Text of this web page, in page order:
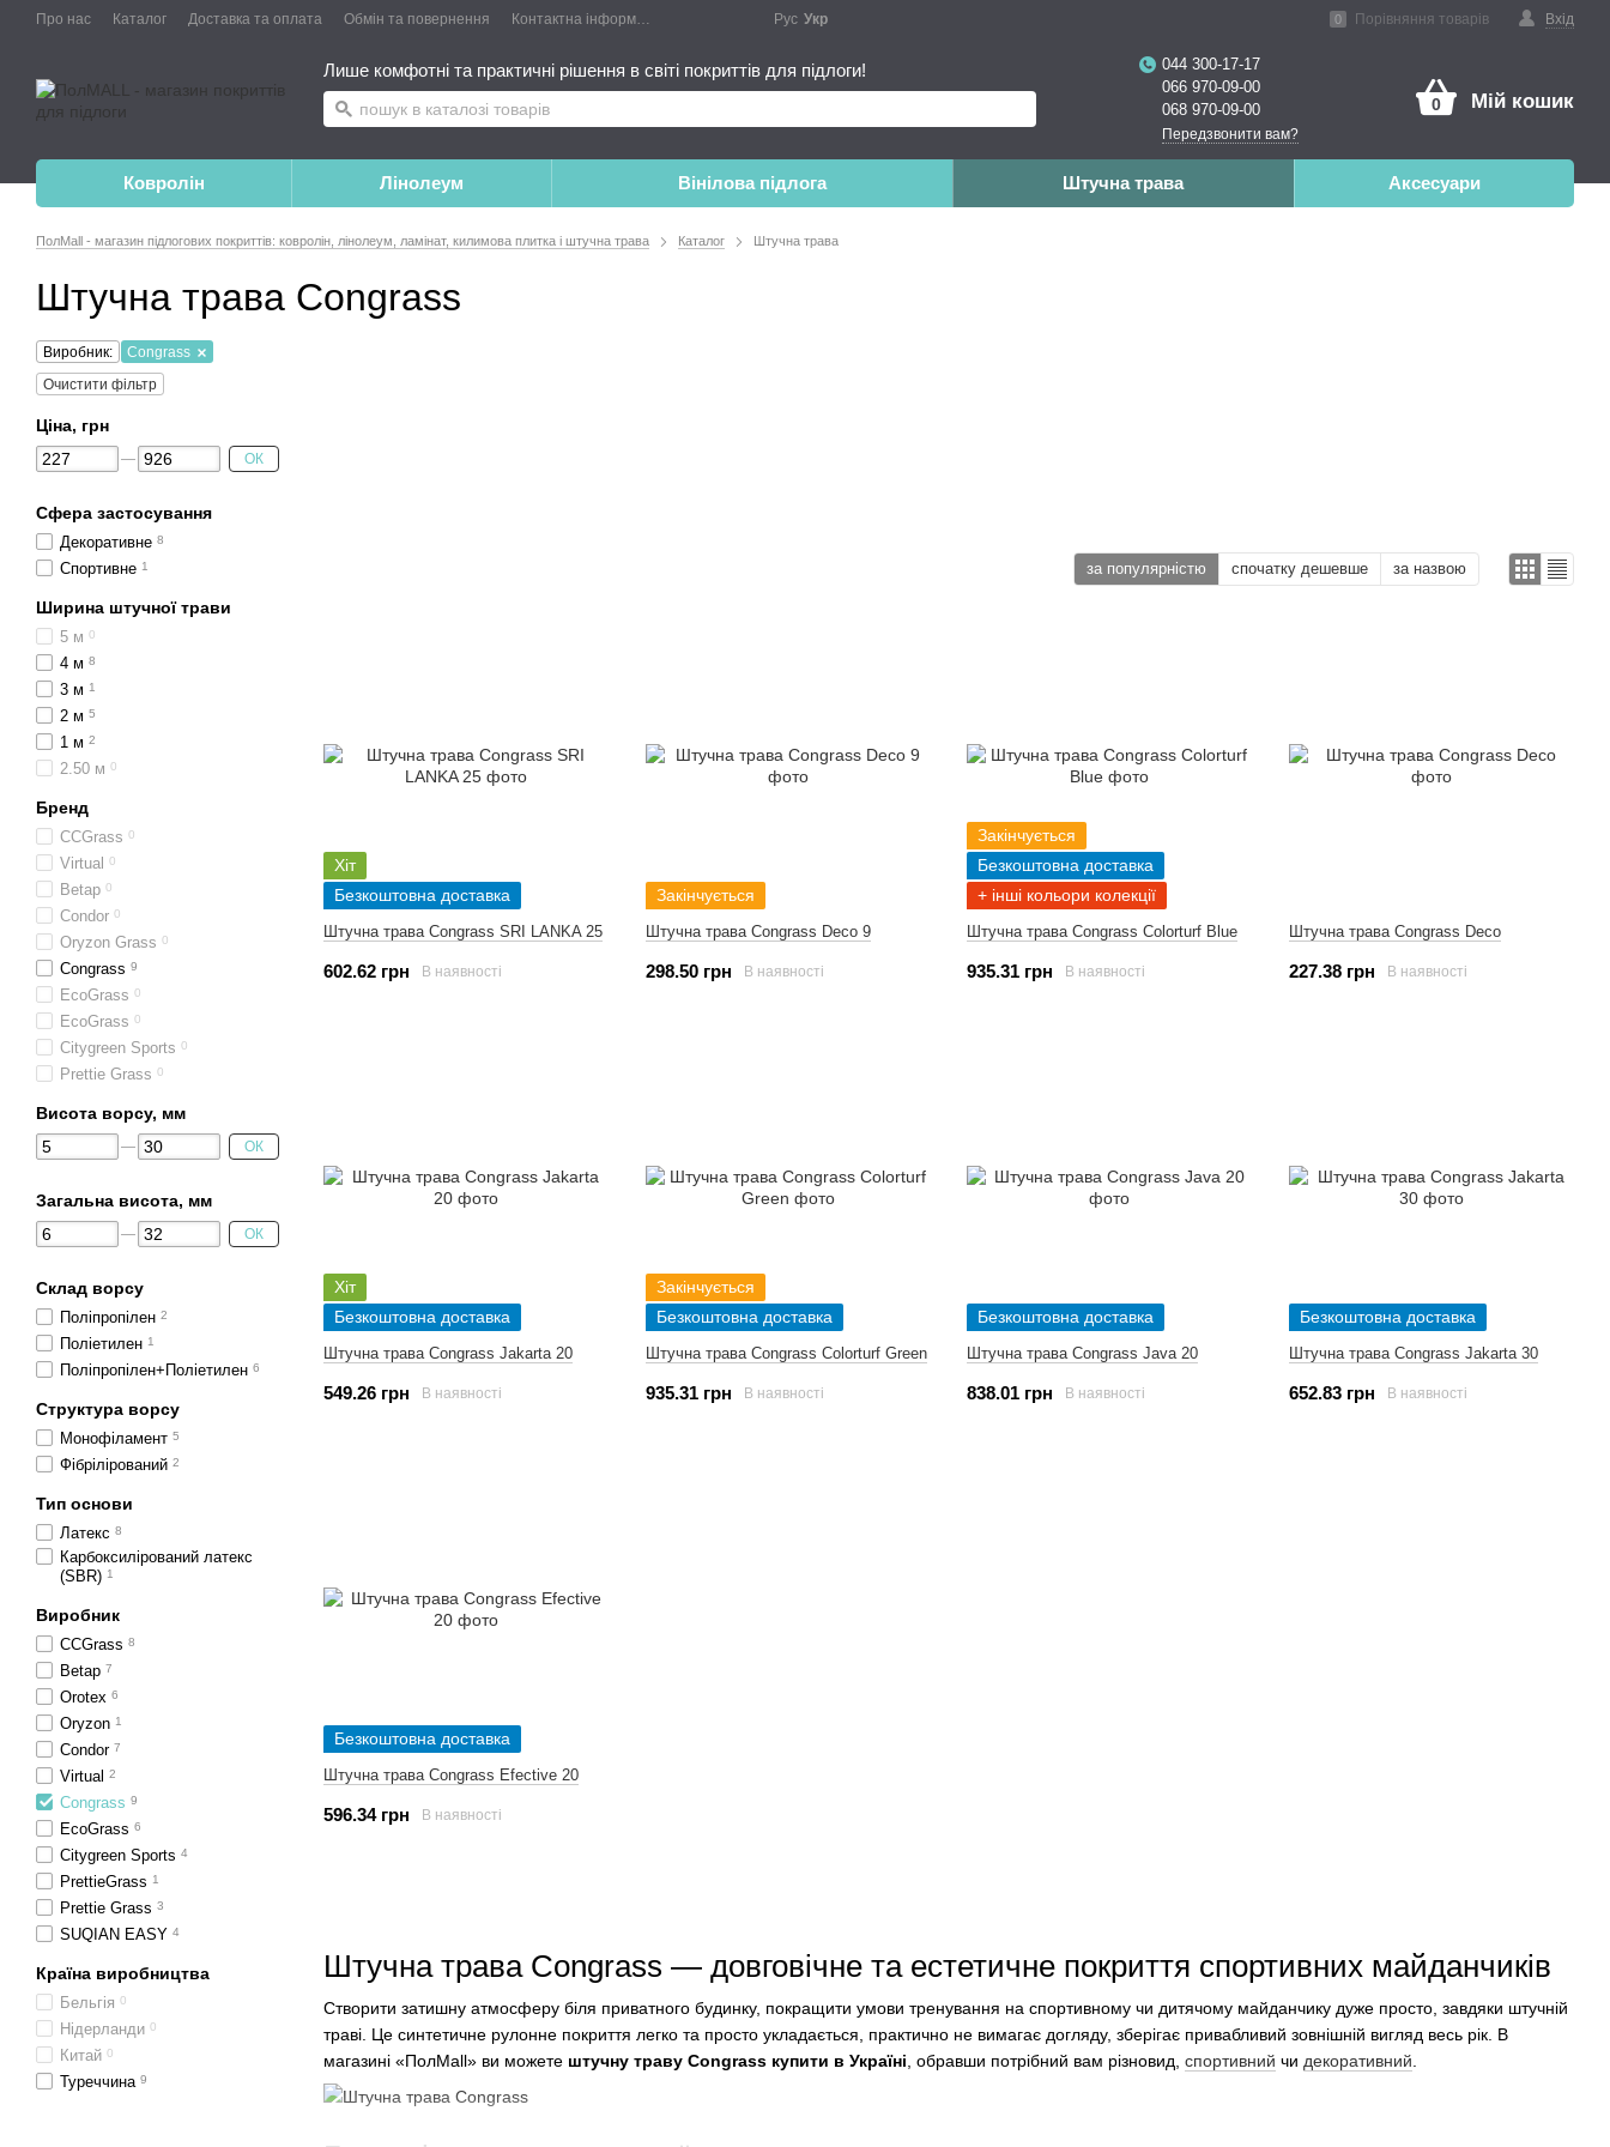
Про нас Каталог Доставка та оплата Обмін та повернення Контактна інформація Публічний договір Вхід
0 Порівняння товарів
Рус Укр
Лише комфотні та практичні рішення в світі покриттів для підлоги!
044 300-17-17
066 970-09-00
068 970-09-00
Передзвонити вам?
0 Мій кошик
Ковролін Лінолеум Вінілова підлога Штучна трава Аксесуари
ПолMall - магазин підлогових покриттів: ковролін, лінолеум, ламінат, килимова плитка і штучна трава Каталог Штучна трава
Штучна трава Congrass
Штучна трава Congrass — довговічне та естетичне покриття спортивних майданчиків
Створити затишну атмосферу біля приватного будинку, покращити умови тренування на спортивному чи дитячому майданчику дуже просто, завдяки штучній
траві. Це синтетичне рулонне покриття легко та просто укладається, практично не вимагає догляду, зберігає привабливий зовнішній вигляд весь рік. В
магазині «ПолMall» ви можете штучну траву Congrass купити в Україні , обравши потрібний вам різновид, спортивний чи декоративний
за популярністю спочатку дешевше за назвою
Хіт
Безкоштовна доставка
Штучна трава Congrass SRI LANKA 25
602.62 грн В наявності
Закінчується
Штучна трава Congrass Deco 9
298.50 грн В наявності
Закінчується
Безкоштовна доставка
+ інші кольори колекції
Штучна трава Congrass Colorturf Blue
935.31 грн В наявності
Штучна трава Congrass Deco
227.38 грн В наявності
Хіт
Безкоштовна доставка
Штучна трава Congrass Jakarta 20
549.26 грн В наявності
Закінчується
Безкоштовна доставка
Штучна трава Congrass Colorturf Green
935.31 грн В наявності
Безкоштовна доставка
Штучна трава Congrass Java 20
838.01 грн В наявності
Безкоштовна доставка
Штучна трава Congrass Jakarta 30
652.83 грн В наявності
Безкоштовна доставка
Штучна трава Congrass Efective 20
596.34 грн В наявності
Виробник:
Congrass
Очистити фільтр
Ціна, грн
ОК
Сфера застосування
Декоративне 8
Спортивне 1
Ширина штучної трави
5 м 0
4 м 8
3 м 1
2 м 5
1 м 2
2.50 м 0
Бренд
CCGrass 0
Virtual 0
Betap 0
Condor 0
Oryzon Grass 0
Congrass 9
EcoGrass 0
EcoGrass 0
Citygreen Sports 0
Prettie Grass 0
Висота ворсу, мм
ОК
Загальна висота, мм
ОК
Склад ворсу
Поліпропілен 2
Поліетилен 1
Поліпропілен+Поліетилен 6
Структура ворсу
Монофіламент 5
Фібрілірований 2
Тип основи
Латекс 8
Карбоксилірований латекс
(SBR) 1
Виробник
CCGrass 8
Betap 7
Orotex 6
Oryzon 1
Condor 7
Virtual 2
Congrass 9
EcoGrass 6
Citygreen Sports 4
PrettieGrass 1
Prettie Grass 3
SUQIAN EASY 4
Країна виробництва
Бельгія 0
Нідерланди 0
Китай 0
Туреччина 9